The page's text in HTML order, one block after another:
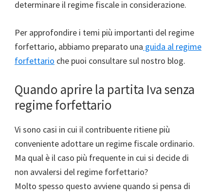
determinare il regime fiscale in considerazione.
Per approfondire i temi più importanti del regime
forfettario, abbiamo preparato una guida al regime
forfettario che puoi consultare sul nostro blog.
Quando aprire la partita Iva senza
regime forfettario
Vi sono casi in cui il contribuente ritiene più
conveniente adottare un regime fiscale ordinario.
Ma qual è il caso più frequente in cui si decide di
non avvalersi del regime forfettario?
Molto spesso questo avviene quando si pensa di